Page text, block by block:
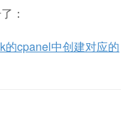
：
的cpanel中创建对应的